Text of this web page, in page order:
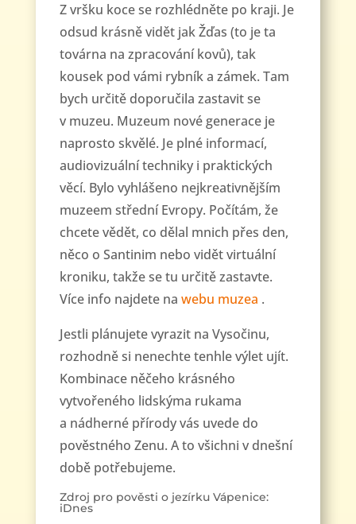
Z vršku koce se rozhlédněte po kraji. Je
odsud krásně vidět jak Žďas (to je ta
továrna na zpracování kovů), tak
kousek pod vámi rybník a zámek. Tam
bych určitě doporučila zastavit se
v muzeu. Muzeum nové generace je
naprosto skvělé. Je plné informací,
audiovizuální techniky i praktických
věcí. Bylo vyhlášeno nejkreativnějším
muzeem střední Evropy. Počítám, že
chcete vědět, co dělal mnich přes den,
něco o Santinim nebo vidět virtuální
kroniku, takže se tu určitě zastavte.
Více info najdete na webu muzea .
Jestli plánujete vyrazit na Vysočinu,
rozhodně si nenechte tenhle výlet ujít.
Kombinace něčeho krásného
vytvořeného lidskýma rukama
a nádherné přírody vás uvede do
pověstného Zenu. A to všichni v dnešní
době potřebujeme.
Zdroj pro pověsti o jezírku Vápenice:
iDnes